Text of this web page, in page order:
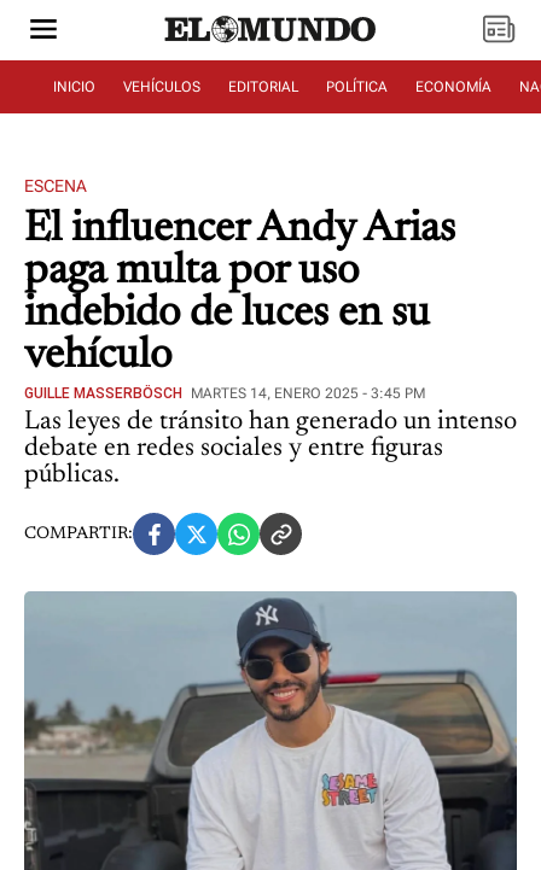
INICIO VEHÍCULOS EDITORIAL POLÍTICA ECONOMÍA
ESCENA
El influencer Andy Arias
paga multa por uso
indebido de luces en su
vehículo
GUILLE MASSERBÖSCH MARTES 14, ENERO 2025 - 3:45 PM
Las leyes de tránsito han generado un intenso
debate en redes sociales y entre figuras
públicas.
COMPARTIR: